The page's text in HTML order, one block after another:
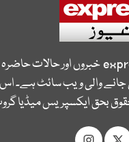
خبروں اور حالات
والی ویب سائٹ ہے۔ اس
بحق ایکسپریس میڈیا